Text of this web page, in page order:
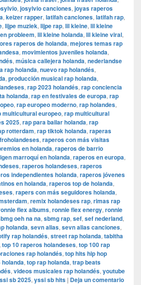
, josylvio canciones, joyas raperos
, keizer rapper, latifah canciones, latifah rap,
, lijpe muziek, lijpe rap, lil kleine, lil kleine
probleem, lil kleine holanda, lil kleine viral,
raperos de holanda, mejores temas rap
, movimientos juveniles holanda,
, música callejera holanda, nederlandse
rap holanda, nuevo rap holandés,
, producción musical rap holanda,
, rap 2023 holandés, rap conciencia
holanda, rap en festivales de europa, rap
, rap europeo moderno, rap holandes,
multicultural europeo, rap multicultural
2025, rap para bailar holanda, rap
rotterdam, rap tiktok holanda, raperas
, raperos con más visitas
en holanda, raperos de barrio
marroquí en holanda, raperos en europa,
, raperos holandeses, raperos
independientes holanda, raperos jóvenes
en holanda, raperos top de holanda,
, rapers con más seguidores holanda,
, remix holandeses rap, rimas rap
flex albums, ronnie flex energy, ronnie
oeh na na, sbmg rap, sef, sef nederland,
holanda, sevn alias, sevn alias canciones,
rap holandés, street rap holanda, tabitha
top 10 raperos holandeses, top 100 rap
rap holandés, top hits hip hop
holanda, top rap holanda, trap beats
, videos musicales rap holandés, youtube
sb 2025, yssi sb hits | Deja un comentario